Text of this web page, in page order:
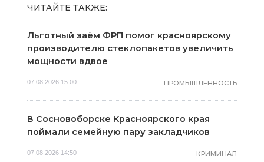
ЧИТАЙТЕ ТАКЖЕ:
Льготный заём ФРП помог красноярскому
производителю стеклопакетов увеличить
мощности вдвое
07.08.2026 15:00 ПРОМЫШЛЕННОСТЬ
В Сосновоборске Красноярского края
поймали семейную пару закладчиков
07.08.2026 14:50 КРИМИНАЛ